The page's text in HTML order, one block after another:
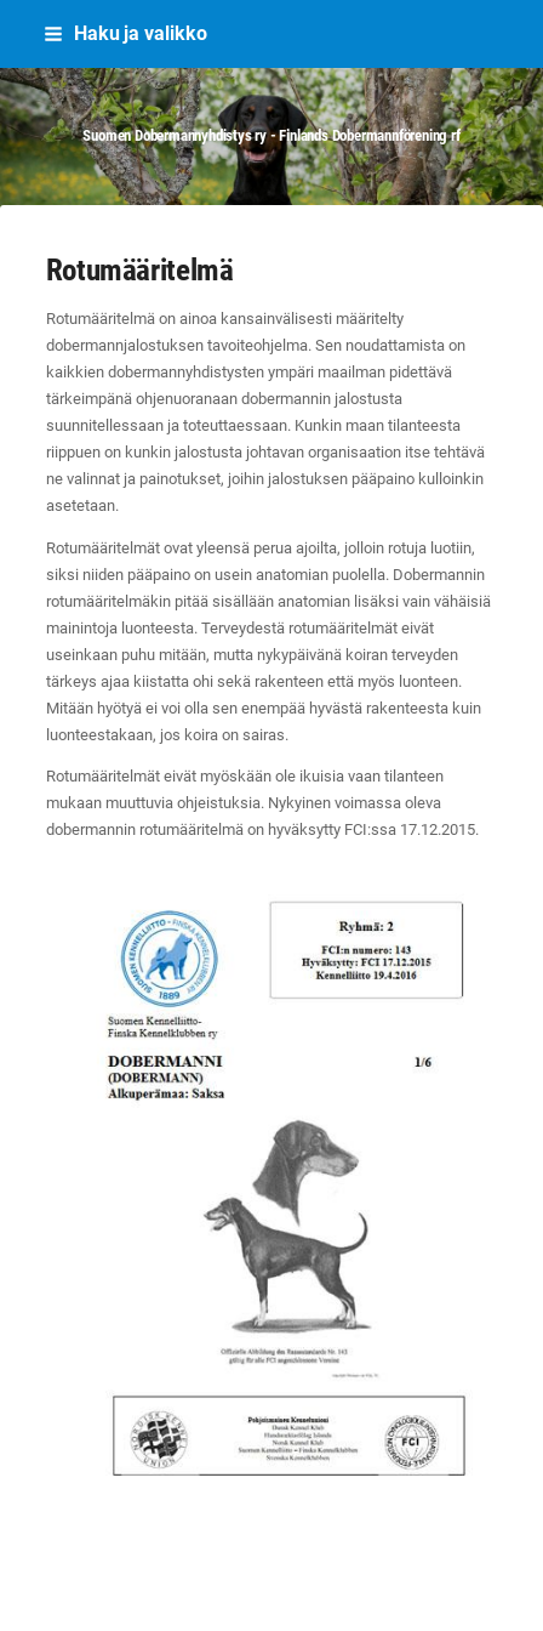
Siirry
sisältöön
Haku ja valikko
Suomen Dobermannyhdistys ry - Finlands Dobermannförening rf
Rotumääritelmä
Rotumääritelmä on ainoa kansainvälisesti määritelty
dobermannjalostuksen tavoiteohjelma. Sen noudattamista on
kaikkien dobermannyhdistysten ympäri maailman pidettävä
tärkeimpänä ohjenuoranaan dobermannin jalostusta
suunnitellessaan ja toteuttaessaan. Kunkin maan tilanteesta
riippuen on kunkin jalostusta johtavan organisaation itse tehtävä
ne valinnat ja painotukset, joihin jalostuksen pääpaino kulloinkin
asetetaan.
Rotumääritelmät ovat yleensä perua ajoilta, jolloin rotuja luotiin,
siksi niiden pääpaino on usein anatomian puolella. Dobermannin
rotumääritelmäkin pitää sisällään anatomian lisäksi vain vähäisiä
mainintoja luonteesta. Terveydestä rotumääritelmät eivät
useinkaan puhu mitään, mutta nykypäivänä koiran terveyden
tärkeys ajaa kiistatta ohi sekä rakenteen että myös luonteen.
Mitään hyötyä ei voi olla sen enempää hyvästä rakenteesta kuin
luonteestakaan, jos koira on sairas.
Rotumääritelmät eivät myöskään ole ikuisia vaan tilanteen
mukaan muuttuvia ohjeistuksia. Nykyinen voimassa oleva
dobermannin rotumääritelmä on hyväksytty FCI:ssa 17.12.2015.